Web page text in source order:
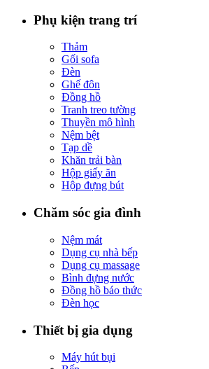
Phụ kiện trang trí
Thảm
Gối sofa
Đèn
Ghế đôn
Đồng hồ
Tranh treo tường
Thuyền mô hình
Nệm bệt
Tạp dề
Khăn trải bàn
Hộp giấy ăn
Hộp đựng bút
Chăm sóc gia đình
Nệm mát
Dụng cụ nhà bếp
Dụng cụ massage
Bình đựng nước
Đồng hồ báo thức
Đèn học
Thiết bị gia dụng
Máy hút bụi